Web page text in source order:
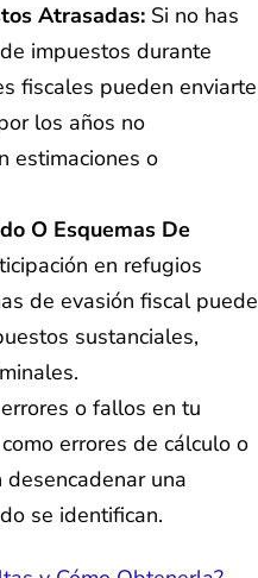
Atrasadas: Si no has
impuestos durante
fiscales pueden enviarte
los años no
estimaciones o
O Esquemas De
en refugios
de evasión fiscal puede
sustanciales,
o fallos en tu
errores de cálculo o
una
se identifican.